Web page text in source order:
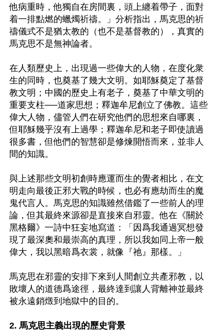
他病重時，他獨自在房間裏，頭上纏着帶子，面對
着一排點燃的蠟燭祈禱。」分析指出，馬克思的祈
禱儀式不是猶太教的（也不是基督教的），真實的
馬克思不是無神論者。
在人類歷史上，出現過一些偉大的人物，在度化衆
生的同時，也奠基了幾大文明。如耶穌奠定了基督
教文明；中國的歷史上有老子，奠基了中華文明的
重要支柱──道家思想；釋迦牟尼創立了佛教。這些
偉大人物，儘管人們在研究他們的思想來自哪裏，
但耶穌幾乎沒有上過學；釋迦牟尼和老子即使讀過
很多書，但他們的智慧卻是修煉開悟而來，並非人
間的知識。
與上述那些文明初創時應運而生的覺者相比，在文
明走向最後正邪大戰的時候，也必有應劫而生的魔
鬼代言人。馬克思的知識雖然借鑑了一些前人的理
論，但其最終來源卻是直接來自邪靈。他在《關於
黑格爾》一詩中狂妄地寫道：「因爲我通過冥想發
現了最深奧和最崇高的真理，所以我如同上帝一般
偉大，我以黑暗爲衣裳，就像『祂』那樣。」
馬克思在邪靈的安排下來到人間創立共產邪教，以
敗壞人的道德爲途徑，最終達到讓人背離神並最終
被永遠銷燬到地獄中的目的。
2. 馬克思主義出現的歷史背景